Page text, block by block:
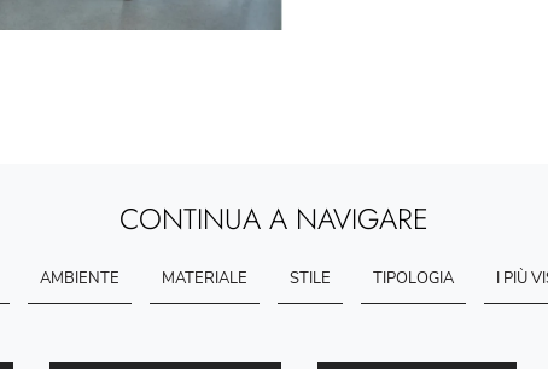
CONTINUA A NAVIGARE
AMBIENTE MATERIALE STILE TIPOLOGIA I PIÙ